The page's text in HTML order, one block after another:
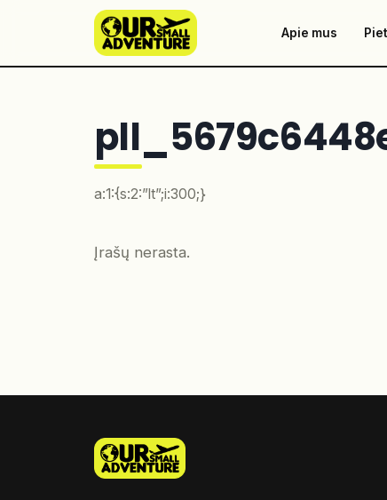
Apie mus
a:1:{s:2:”lt”;i:300;}
Įrašų nerasta.